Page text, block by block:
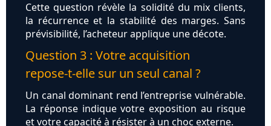
Cette question révèle la solidité du mix clients,
la récurrence et la stabilité des marges. Sans
prévisibilité, l’acheteur applique une décote.
Question 3 : Votre acquisition
repose‑t‑elle sur un seul canal ?
Un canal dominant rend l’entreprise vulnérable.
La réponse indique votre exposition au risque
et votre capacité à résister à un choc externe.